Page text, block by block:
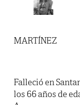
MARTÍNEZ
Falleció en
los 66 años de